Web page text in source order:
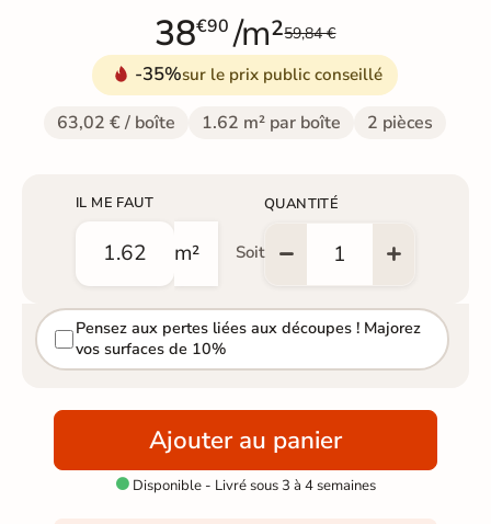
38€90 /m²59,84 €
-35%sur le prix public conseillé
63,02 € / boîte 1.62 m² par boîte 2 pièces
IL ME FAUT
m² Soit
QUANTITÉ
Pensez aux pertes liées aux découpes ! Majorez
vos surfaces de 10%
Ajouter au panier
Disponible - Livré sous 3 à 4 semaines